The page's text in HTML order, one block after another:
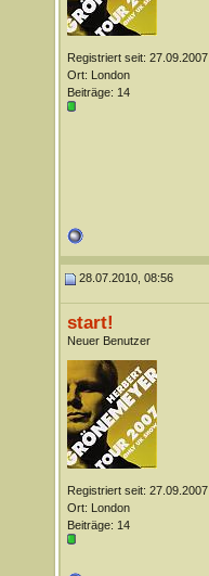
Registriert seit: 27.09.2007
Ort: London
Beiträge: 14
28.07.2010, 08:56
start!
Neuer Benutzer
Registriert seit: 27.09.2007
Ort: London
Beiträge: 14